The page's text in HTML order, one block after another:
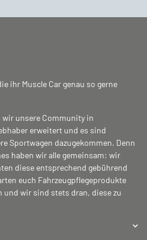
ihr Muscle Car genau so gerne
unsere Community in
erweitert und es sind
Sportwagen dazugekommen. Denn
haben wir alle gemeinsam: wir
diese entsprechend gebührend
euch Fahrzeugpflegeprodukte
und wir sind stets dran, diese zu